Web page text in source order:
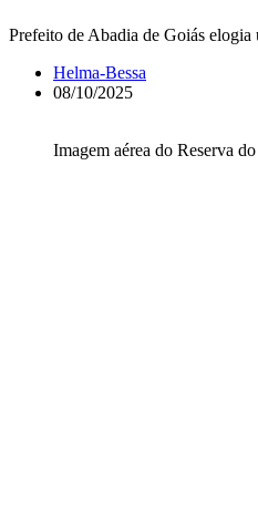
Prefeito de Abadia de Goiás elogia
Helma-Bessa
08/10/2025
Imagem aérea do Reserva